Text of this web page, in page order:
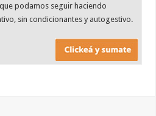
podamos seguir haciendo
sin condicionantes y autogestivo.